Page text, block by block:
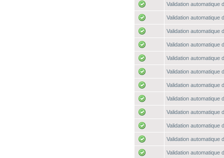
Validation automatique
Validation automatique
Validation automatique
Validation automatique
Validation automatique
Validation automatique
Validation automatique
Validation automatique
Validation automatique
Validation automatique
Validation automatique
Validation automatique